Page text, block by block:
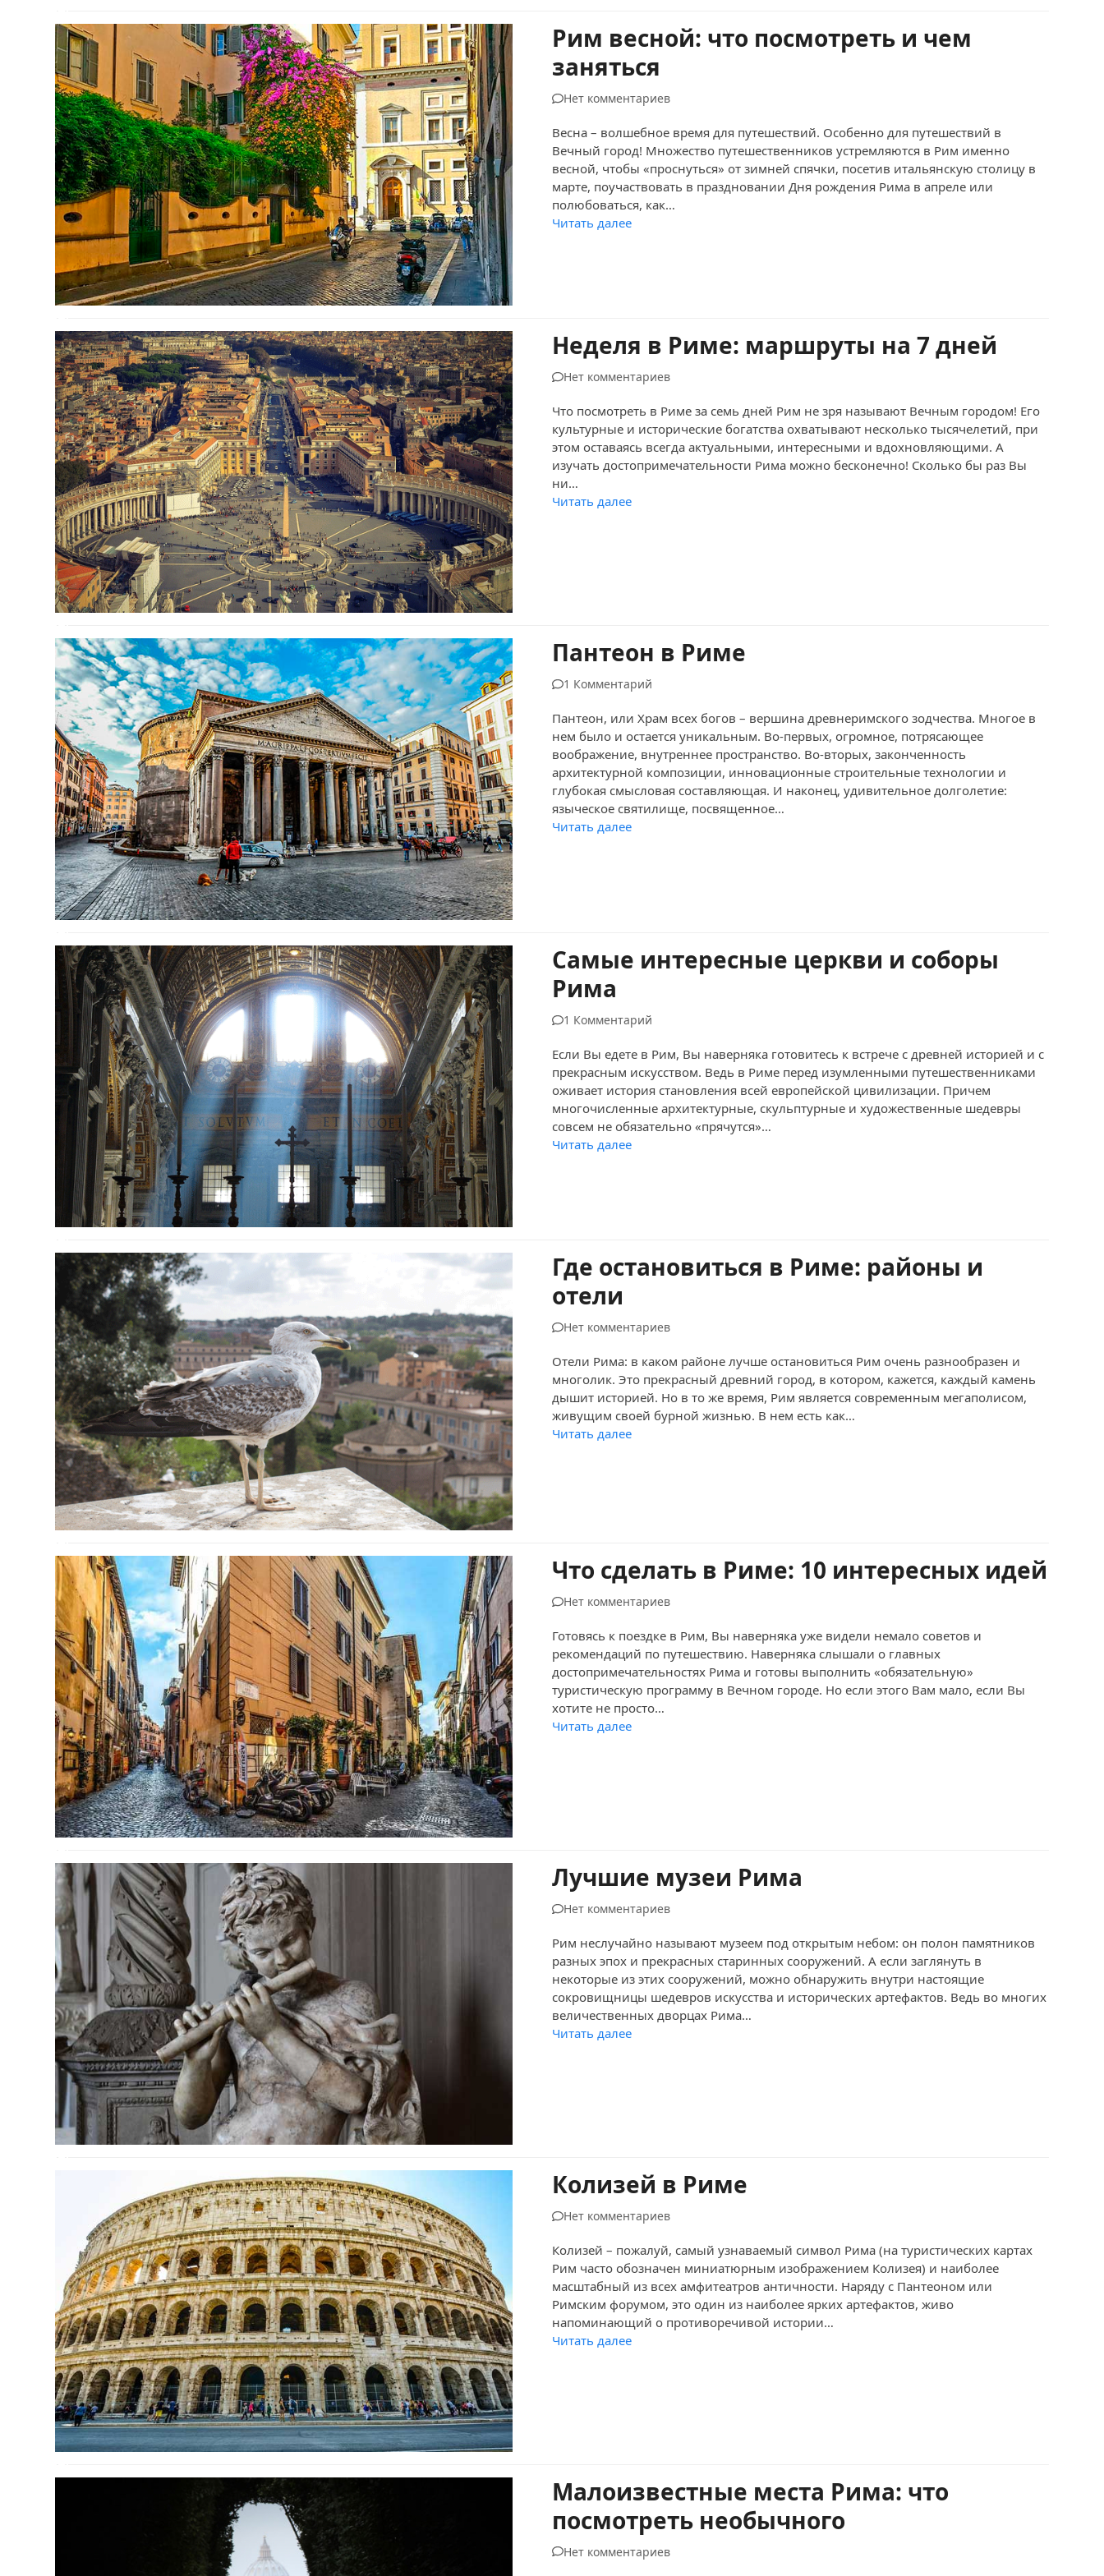
Рим весной: что посмотреть и чем
заняться
Нет комментариев
Весна – волшебное время для путешествий. Особенно для путешествий в
Вечный город! Множество путешественников устремляются в Рим именно
весной, чтобы «проснуться» от зимней спячки, посетив итальянскую столицу в
марте, поучаствовать в праздновании Дня рождения Рима в апреле или
полюбоваться, как…
Читать далее
Неделя в Риме: маршруты на 7 дней
Нет комментариев
Что посмотреть в Риме за семь дней Рим не зря называют Вечным городом! Его
культурные и исторические богатства охватывают несколько тысячелетий, при
этом оставаясь всегда актуальными, интересными и вдохновляющими. А
изучать достопримечательности Рима можно бесконечно! Сколько бы раз Вы
ни…
Читать далее
Пантеон в Риме
1 Комментарий
Пантеон, или Храм всех богов – вершина древнеримского зодчества. Многое в
нем было и остается уникальным. Во-первых, огромное, потрясающее
воображение, внутреннее пространство. Во-вторых, законченность
архитектурной композиции, инновационные строительные технологии и
глубокая смысловая составляющая. И наконец, удивительное долголетие:
языческое святилище, посвященное…
Читать далее
Самые интересные церкви и соборы
Рима
1 Комментарий
Если Вы едете в Рим, Вы наверняка готовитесь к встрече с древней историей и с
прекрасным искусством. Ведь в Риме перед изумленными путешественниками
оживает история становления всей европейской цивилизации. Причем
многочисленные архитектурные, скульптурные и художественные шедевры
совсем не обязательно «прячутся»…
Читать далее
Где остановиться в Риме: районы и
отели
Нет комментариев
Отели Рима: в каком районе лучше остановиться Рим очень разнообразен и
многолик. Это прекрасный древний город, в котором, кажется, каждый камень
дышит историей. Но в то же время, Рим является современным мегаполисом,
живущим своей бурной жизнью. В нем есть как…
Читать далее
Что сделать в Риме: 10 интересных идей
Нет комментариев
Готовясь к поездке в Рим, Вы наверняка уже видели немало советов и
рекомендаций по путешествию. Наверняка слышали о главных
достопримечательностях Рима и готовы выполнить «обязательную»
туристическую программу в Вечном городе. Но если этого Вам мало, если Вы
хотите не просто…
Читать далее
Лучшие музеи Рима
Нет комментариев
Рим неслучайно называют музеем под открытым небом: он полон памятников
разных эпох и прекрасных старинных сооружений. А если заглянуть в
некоторые из этих сооружений, можно обнаружить внутри настоящие
сокровищницы шедевров искусства и исторических артефактов. Ведь во многих
величественных дворцах Рима…
Читать далее
Колизей в Риме
Нет комментариев
Колизей – пожалуй, самый узнаваемый символ Рима (на туристических картах
Рим часто обозначен миниатюрным изображением Колизея) и наиболее
масштабный из всех амфитеатров античности. Наряду с Пантеоном или
Римским форумом, это один из наиболее ярких артефактов, живо
напоминающий о противоречивой истории…
Читать далее
Малоизвестные места Рима: что
посмотреть необычного
Нет комментариев